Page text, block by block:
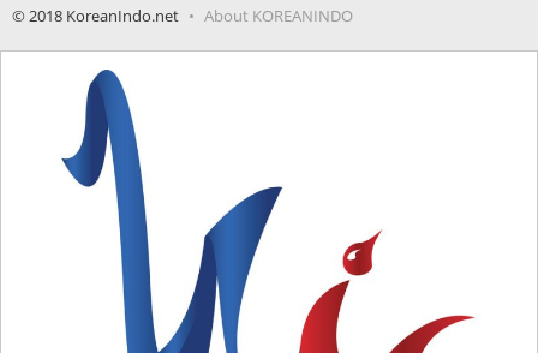
© 2018 KoreanIndo.net About KOREANINDO